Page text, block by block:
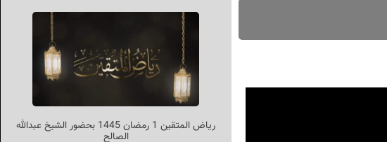
رياض المتقين 1 رمضان 1445 بحضور الشيخ عبدالله
الصالح